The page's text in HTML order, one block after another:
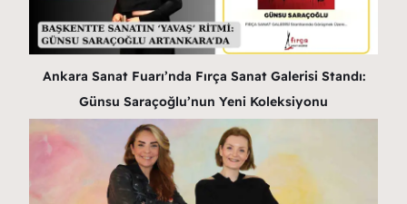
Ankara Sanat Fuarı’nda Fırça Sanat Galerisi Standı:
Günsu Saraçoğlu’nun Yeni Koleksiyonu